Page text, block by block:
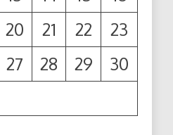
20 21 22
23
27 28 29
30